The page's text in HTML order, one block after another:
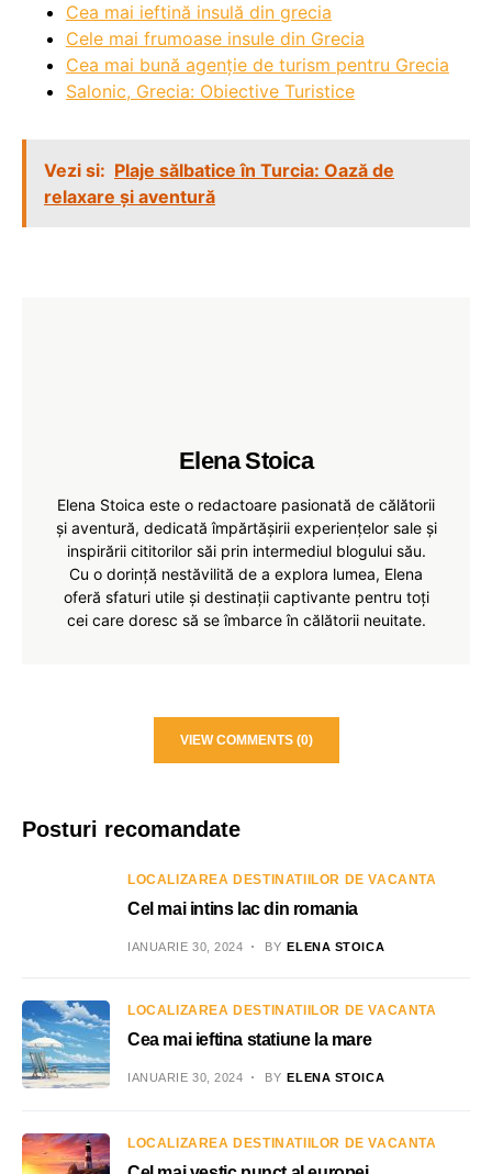
Cea mai ieftină insulă din grecia
Cele mai frumoase insule din Grecia
Cea mai bună agenție de turism pentru Grecia
Salonic, Grecia: Obiective Turistice
Vezi si: Plaje sălbatice în Turcia: Oază de
relaxare și aventură
Elena Stoica
Elena Stoica este o redactoare pasionată de călătorii
și aventură, dedicată împărtășirii experiențelor sale și
inspirării cititorilor săi prin intermediul blogului său.
Cu o dorință nestăvilită de a explora lumea, Elena
oferă sfaturi utile și destinații captivante pentru toți
cei care doresc să se îmbarce în călătorii neuitate.
VIEW COMMENTS (0)
Posturi recomandate
LOCALIZAREA DESTINATIILOR DE VACANTA
Cel mai intins lac din romania
IANUARIE 30, 2024 BY ELENA STOICA
LOCALIZAREA DESTINATIILOR DE VACANTA
Cea mai ieftina statiune la mare
IANUARIE 30, 2024 BY ELENA STOICA
LOCALIZAREA DESTINATIILOR DE VACANTA